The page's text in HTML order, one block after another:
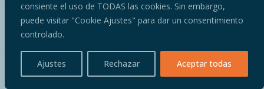
consiente el uso de TODAS las cookies. Sin embargo,
puede visitar "Cookie Ajustes" para dar un consentimiento
controlado.
Ajustes Rechazar Aceptar todas